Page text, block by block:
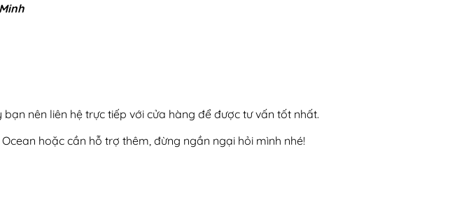
nên liên hệ trực tiếp với cửa hàng để được tư vấn tốt nhất.
hoặc cần hỗ trợ thêm, đừng ngần ngại hỏi mình nhé!